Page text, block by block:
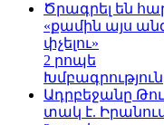
Ծրագրել են
«քամին այս
փչելու»
2 րոպե
Խմբագրություն
Ադրբեջանը
տակ է.